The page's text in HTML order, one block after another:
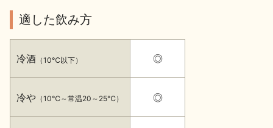
イベント情報TOP 新商品・おすすめ商品
適した飲み方
冷酒 （10℃以下）
冷や （10℃～常温20～25℃）
◎
◎